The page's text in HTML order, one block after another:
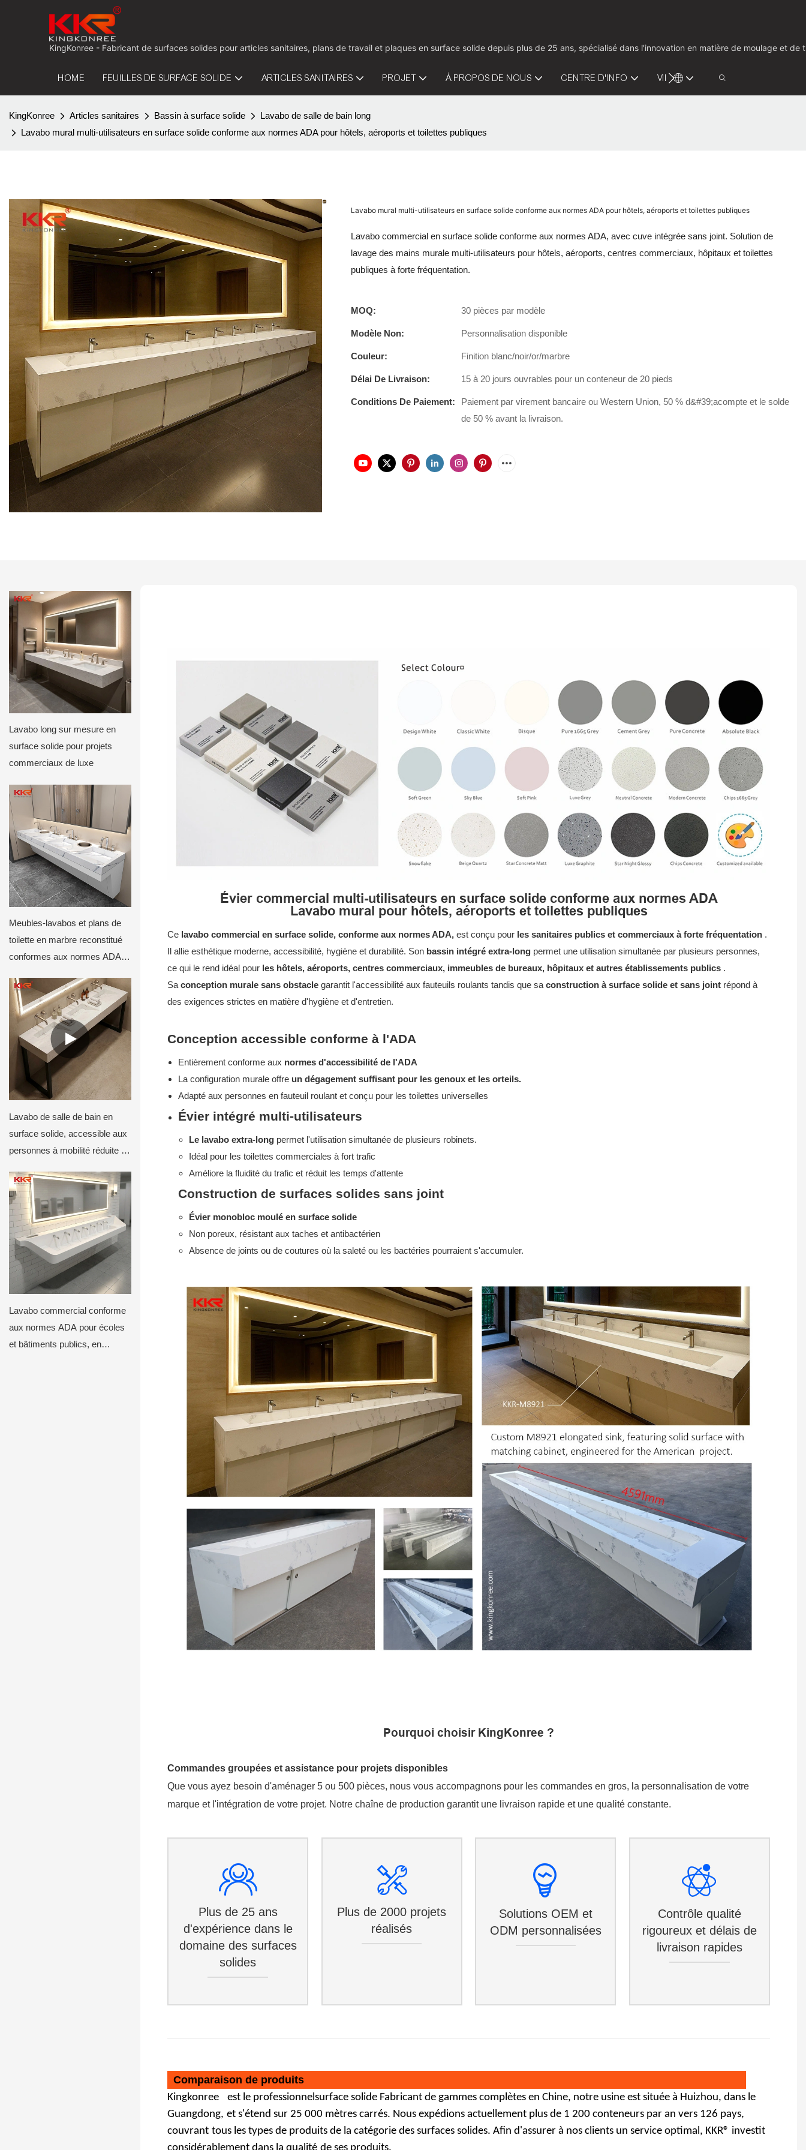
KingKonree - Fabricant de surfaces solides pour articles sanitaires, plans de travail et plaques en surface solide depuis plus de 25 ans, spécialisé dans l'innovation en matière de moulage et de
HOME FEUILLES DE SURFACE SOLIDE ARTICLES SANITAIRES PROJET À PROPOS DE NOUS CENTRE D'INFO VIDÉO CONTACTEZ-NOUS
KingKonree Articles sanitaires Bassin à surface solide
Lavabo de salle de bain long
Lavabo mural multi-utilisateurs en surface solide conforme aux normes ADA pour hôtels, aéroports et toilettes publiques
Lavabo mural multi-utilisateurs en surface solide conforme aux normes ADA pour hôtels, aéroports et toilettes publiques
Lavabo commercial en surface solide conforme aux normes ADA, avec cuve intégrée sans joint. Solution de
lavage des mains murale multi-utilisateurs pour hôtels, aéroports, centres commerciaux, hôpitaux et toilettes
publiques à forte fréquentation.
MOQ: 30 pièces par modèle
Modèle Non: Personnalisation disponible
Couleur: Finition blanc/noir/or/marbre
Délai De Livraison: 15 à 20 jours ouvrables pour un conteneur de 20 pieds
Conditions De Paiement:
Paiement par virement bancaire ou Western Union, 50 % d&#39;acompte et le solde
de 50 % avant la livraison.
Lavabo long sur mesure en
surface solide pour projets
commerciaux de luxe
Meubles-lavabos et plans de
toilette en marbre reconstitué
conformes aux normes ADA
Lavabo de salle de bain en
surface solide, accessible aux
personnes à mobilité réduite |
avec base en métal
Lavabo commercial conforme
aux normes ADA pour écoles
et bâtiments publics, en
Évier commercial multi-utilisateurs en surface solide conforme aux normes ADA
Lavabo mural pour hôtels, aéroports et toilettes publiques
Ce lavabo commercial en surface solide, conforme aux normes ADA, est conçu pour les sanitaires publics et commerciaux à forte fréquentation .
Il allie esthétique moderne, accessibilité, hygiène et durabilité. Son bassin intégré extra-long permet une utilisation simultanée par plusieurs personnes,
ce qui le rend idéal pour les hôtels, aéroports, centres commerciaux, immeubles de bureaux, hôpitaux et autres établissements publics .
Sa conception murale sans obstacle garantit l'accessibilité aux fauteuils roulants tandis que sa construction à surface solide et sans joint répond à
des exigences strictes en matière d'hygiène et d'entretien.
Conception accessible conforme à l'ADA
Entièrement conforme aux normes d'accessibilité de l'ADA
La configuration murale offre un dégagement suffisant pour les genoux et les orteils.
Adapté aux personnes en fauteuil roulant et conçu pour les toilettes universelles
Évier intégré multi-utilisateurs
Le lavabo extra-long permet l'utilisation simultanée de plusieurs robinets.
Idéal pour les toilettes commerciales à fort trafic
Améliore la fluidité du trafic et réduit les temps d'attente
Construction de surfaces solides sans joint
Évier monobloc moulé en surface solide
Non poreux, résistant aux taches et antibactérien
Absence de joints ou de coutures où la saleté ou les bactéries pourraient s'accumuler.
Pourquoi choisir KingKonree ?
Commandes groupées et assistance pour projets disponibles
Que vous ayez besoin d'aménager 5 ou 500 pièces, nous vous accompagnons pour les commandes en gros, la personnalisation de votre
marque et l'intégration de votre projet. Notre chaîne de production garantit une livraison rapide et une qualité constante.
Plus de 25 ans
d'expérience dans le
domaine des surfaces
solides
Plus de 2000 projets
réalisés
Solutions OEM et
ODM personnalisées
Contrôle qualité
rigoureux et délais de
livraison rapides
Comparaison de produits
Kingkonree est le professionnelsurface solide Fabricant de gammes complètes en Chine, notre usine est située à Huizhou, dans le
Guangdong, et s'étend sur 25 000 mètres carrés. Nous expédions actuellement plus de 1 200 conteneurs par an vers 126 pays,
couvrant tous les types de produits de la catégorie des surfaces solides. Afin d'assurer à nos clients un service optimal, KKR® investit